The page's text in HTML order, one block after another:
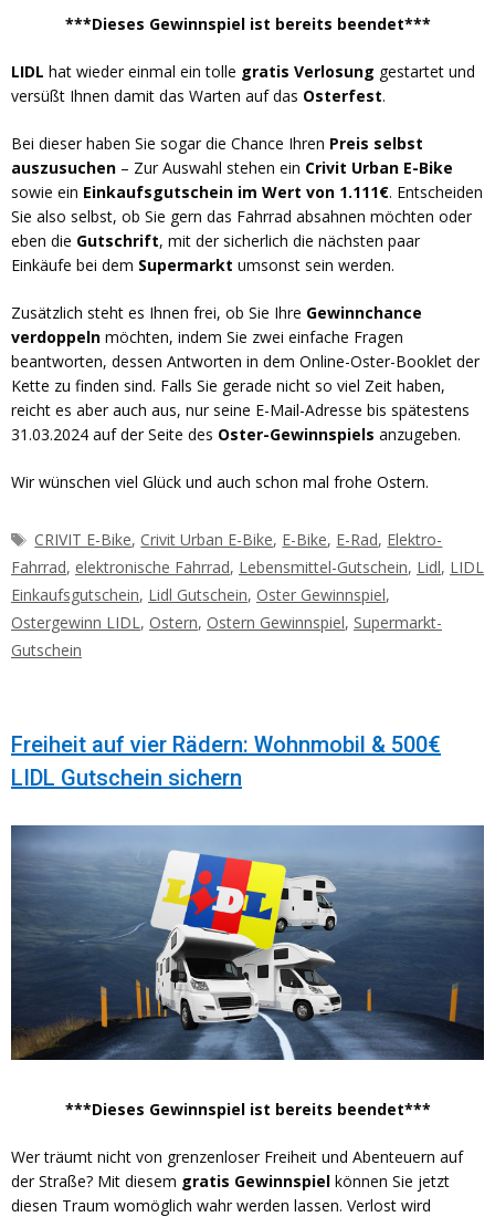
***Dieses Gewinnspiel ist bereits beendet***
LIDL hat wieder einmal ein tolle gratis Verlosung gestartet und
versüßt Ihnen damit das Warten auf das Osterfest.
Bei dieser haben Sie sogar die Chance Ihren Preis selbst
auszusuchen – Zur Auswahl stehen ein Crivit Urban E-Bike
sowie ein Einkaufsgutschein im Wert von 1.111€. Entscheiden
Sie also selbst, ob Sie gern das Fahrrad absahnen möchten oder
eben die Gutschrift, mit der sicherlich die nächsten paar
Einkäufe bei dem Supermarkt umsonst sein werden.
Zusätzlich steht es Ihnen frei, ob Sie Ihre Gewinnchance
verdoppeln möchten, indem Sie zwei einfache Fragen
beantworten, dessen Antworten in dem Online-Oster-Booklet der
Kette zu finden sind. Falls Sie gerade nicht so viel Zeit haben,
reicht es aber auch aus, nur seine E-Mail-Adresse bis spätestens
31.03.2024 auf der Seite des Oster-Gewinnspiels anzugeben.
Wir wünschen viel Glück und auch schon mal frohe Ostern.
Schlagwörter
CRIVIT E-Bike, Crivit Urban E-Bike, E-Bike, E-Rad, Elektro-
Fahrrad, elektronische Fahrrad, Lebensmittel-Gutschein, Lidl, LIDL
Einkaufsgutschein, Lidl Gutschein, Oster Gewinnspiel,
Ostergewinn LIDL, Ostern, Ostern Gewinnspiel, Supermarkt-
Gutschein
Freiheit auf vier Rädern: Wohnmobil & 500€
LIDL Gutschein sichern
***Dieses Gewinnspiel ist bereits beendet***
Wer träumt nicht von grenzenloser Freiheit und Abenteuern auf
der Straße? Mit diesem gratis Gewinnspiel können Sie jetzt
diesen Traum womöglich wahr werden lassen. Verlost wird